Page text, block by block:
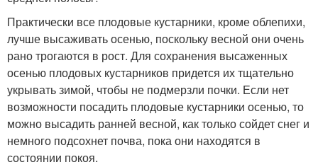
Практически все плодовые кустарники, кроме облепихи,
лучше высаживать осенью, поскольку весной они очень
рано трогаются в рост. Для сохранения высаженных
осенью плодовых кустарников придется их тщательно
укрывать зимой, чтобы не подмерзли почки. Если нет
возможности посадить плодовые кустарники осенью, то
можно высадить ранней весной, как только сойдет снег и
немного подсохнет почва, пока они находятся в
состоянии покоя.